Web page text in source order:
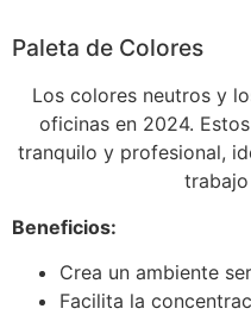
Paleta de Colores
Los colores neutros y
oficinas en 2024.
tranquilo y profesional,
Beneficios:
Crea un ambiente
Facilita la